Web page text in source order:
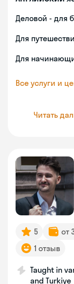
Деловой - для
Для
Для
Все услуги и
Читать
5 от
1 отзыв
Taught in
and Turkiye